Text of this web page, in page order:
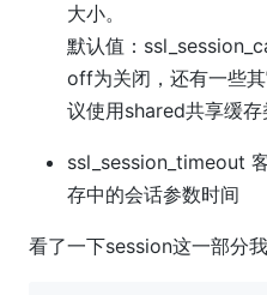
大小。
默认值：
off为关闭，还有一些
议使用shared共享缓存
ssl_session_timeout
存中的会话参数时间
看了一下session这一部分我